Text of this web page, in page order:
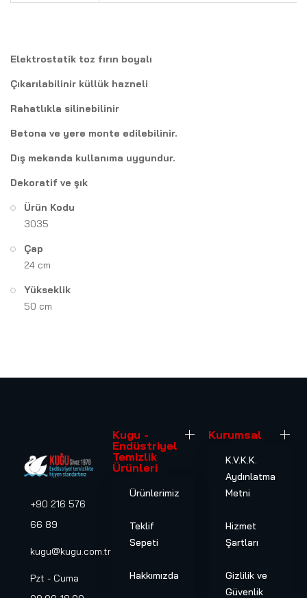
Elektrostatik toz fırın boyalı
Çıkarılabilinir küllük hazneli
Rahatlıkla silinebilinir
Betona ve yere monte edilebilinir.
Dış mekanda kullanıma uygundur.
Dekoratif ve şık
Ürün Kodu
3035
Çap
24 cm
Yükseklik
50 cm
+90 216 576
66 89
kugu@kugu.com.tr
Pzt - Cuma
Kugu -
Endüstriyel
Temizlik
Ürünleri
Ürünlerimiz
Teklif
Sepeti
Hakkımızda
Kurumsal
K.V.K.K.
Aydınlatma
Metni
Hizmet
Şartları
Gizlilik ve
Güvenlik